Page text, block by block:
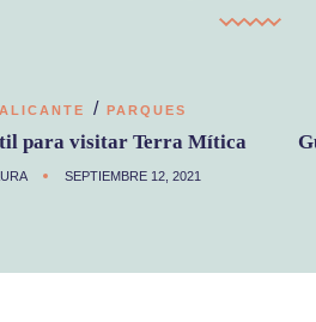
ALICANTE / PARQUES
para visitar Terra Mítica
SEPTIEMBRE 12, 2021